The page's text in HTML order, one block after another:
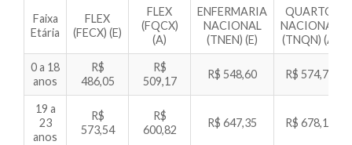
Faixa
Etária
FLEX
(FECX) (E)
FLEX
(FQCX)
(A)
ENFERMARIA
NACIONAL
(TNEN) (E)
QUARTO
NACIONAL
(TNQN) (A)
0 a 18
anos
R$
486,05
R$
509,17
R$ 548,60 R$ 574,71
19 a
23
anos
R$
573,54
R$
600,82
R$ 647,35 R$ 678,16